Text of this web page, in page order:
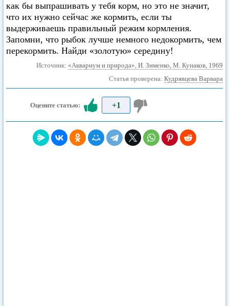
как бы выпрашивать у тебя корм, но это не значит,
что их нужно сейчас же кормить, если ты
выдерживаешь правильный режим кормления.
Запомни, что рыбок лучше немного недокормить, чем
перекормить. Найди «золотую» середину!
Источник: «Аквариум и природа», И. Зименко, М. Кунаков, 1969
Статья проверена: Кудрявцева Варвара
Оцените статью: +1